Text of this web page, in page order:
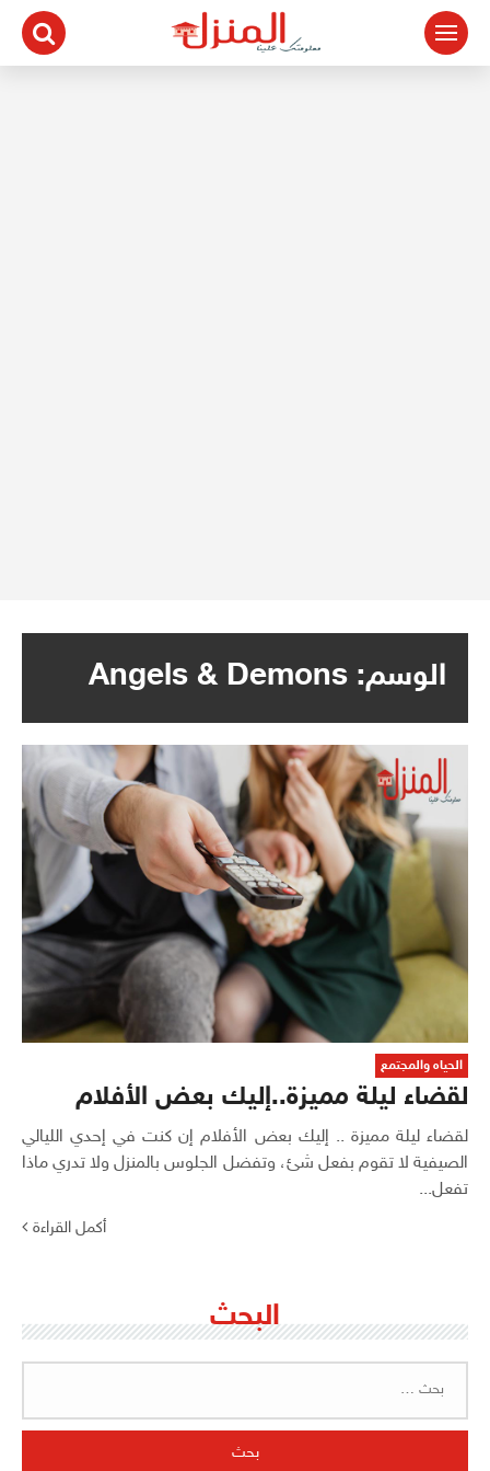
التجاوز
المحتوى
الوسم: Angels & Demons
الحياه والمجتمع
لقضاء ليلة مميزة..إليك بعض الأفلام
لقضاء ليلة مميزة .. إليك بعض الأفلام إن كنت في إحدي الليالي
الصيفية لا تقوم بفعل شئ، وتفضل الجلوس بالمنزل ولا تدري ماذا
تفعل...
أكمل القراءة
البحث